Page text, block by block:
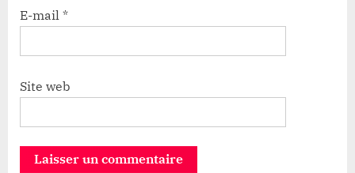
E-mail *
Site web